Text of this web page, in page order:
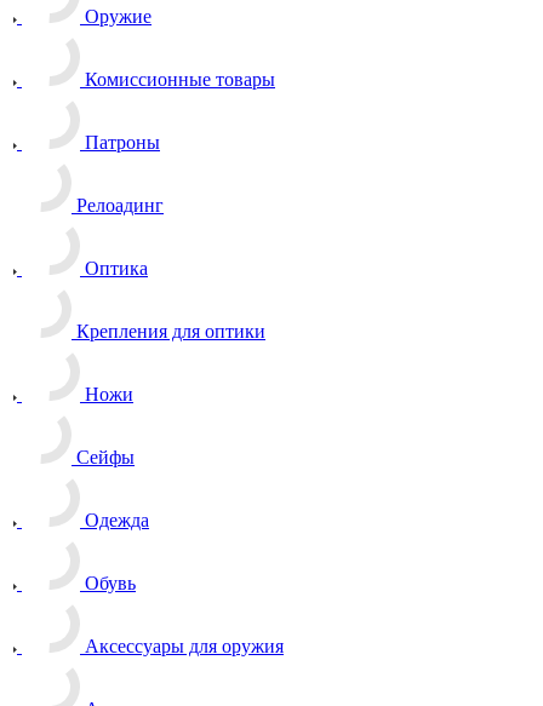
Оружие
Комиссионные товары
Патроны
Релоадинг
Оптика
Крепления для оптики
Ножи
Сейфы
Одежда
Обувь
Аксессуары для оружия